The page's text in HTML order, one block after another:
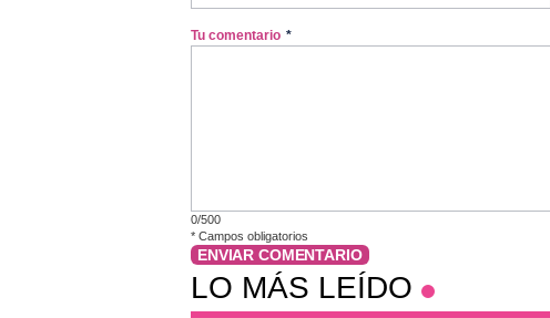
Tu comentario *
0/500
* Campos obligatorios
ENVIAR COMENTARIO
LO MÁS LEÍDO